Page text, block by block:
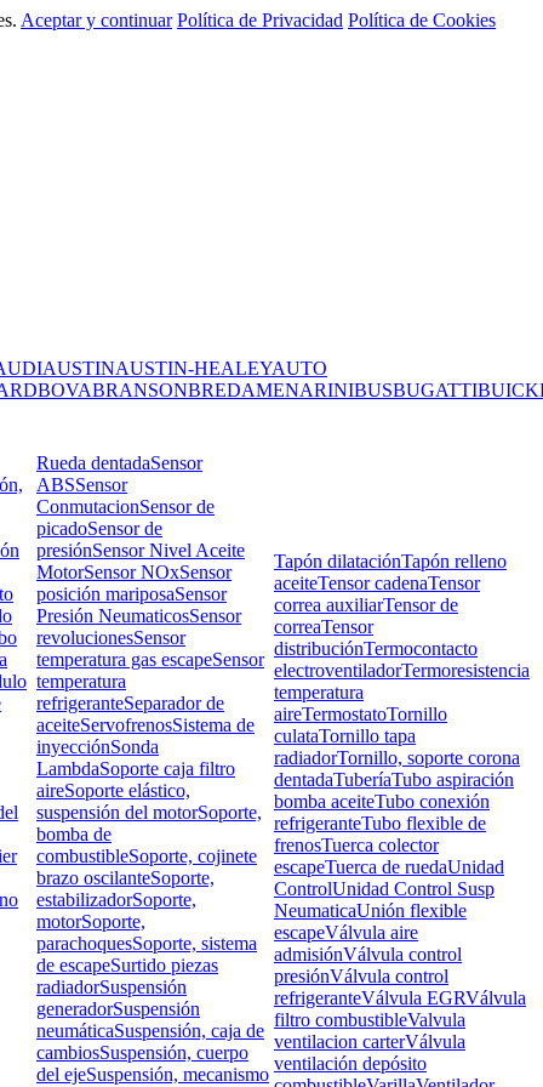
Aceptar y continuar Política de Privacidad Política de Cookies
AUSTINAUSTIN-HEALEYAUTO
BOVABRANSONBREDAMENARINIBUSBUGATTIBUICK
Rueda dentadaSensor
ABSSensor
ConmutacionSensor de
picadoSensor de
presiónSensor Nivel Aceite
MotorSensor NOxSensor
posición mariposaSensor
Presión NeumaticosSensor
revolucionesSensor
temperatura gas escapeSensor
temperatura
refrigeranteSeparador de
aceiteServofrenosSistema de
inyecciónSonda
LambdaSoporte caja filtro
aireSoporte elástico,
suspensión del motorSoporte,
bomba de
combustibleSoporte, cojinete
brazo oscilanteSoporte,
estabilizadorSoporte,
motorSoporte,
parachoquesSoporte, sistema
de escapeSurtido piezas
radiadorSuspensión
generadorSuspensión
neumáticaSuspensión, caja de
cambiosSuspensión, cuerpo
del ejeSuspensión, mecanismo
Tapón dilataciónTapón relleno
aceiteTensor cadenaTensor
correa auxiliarTensor de
correaTensor
distribuciónTermocontacto
electroventiladorTermoresistencia
temperatura
aireTermostatoTornillo
culataTornillo tapa
radiadorTornillo, soporte corona
dentadaTuberíaTubo aspiración
bomba aceiteTubo conexión
refrigeranteTubo flexible de
frenosTuerca colector
escapeTuerca de ruedaUnidad
ControlUnidad Control Susp
NeumaticaUnión flexible
escapeVálvula aire
admisiónVálvula control
presiónVálvula control
refrigeranteVálvula EGRVálvula
filtro combustibleValvula
ventilacion carterVálvula
ventilación depósito